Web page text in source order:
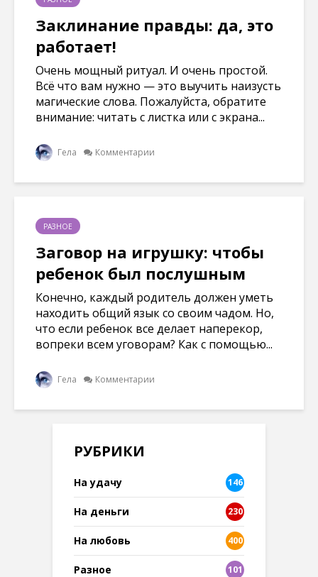
Заклинание правды: да, это
работает!
Очень мощный ритуал. И очень простой.
Всё что вам нужно — это выучить наизусть
магические слова. Пожалуйста, обратите
внимание: читать с листка или с экрана...
Гела Комментарии
РАЗНОЕ
Заговор на игрушку: чтобы
ребенок был послушным
Конечно, каждый родитель должен уметь
находить общий язык со своим чадом. Но,
что если ребенок все делает наперекор,
вопреки всем уговорам? Как с помощью...
Гела Комментарии
РУБРИКИ
На удачу 146
На деньги 230
На любовь 400
Разное
101